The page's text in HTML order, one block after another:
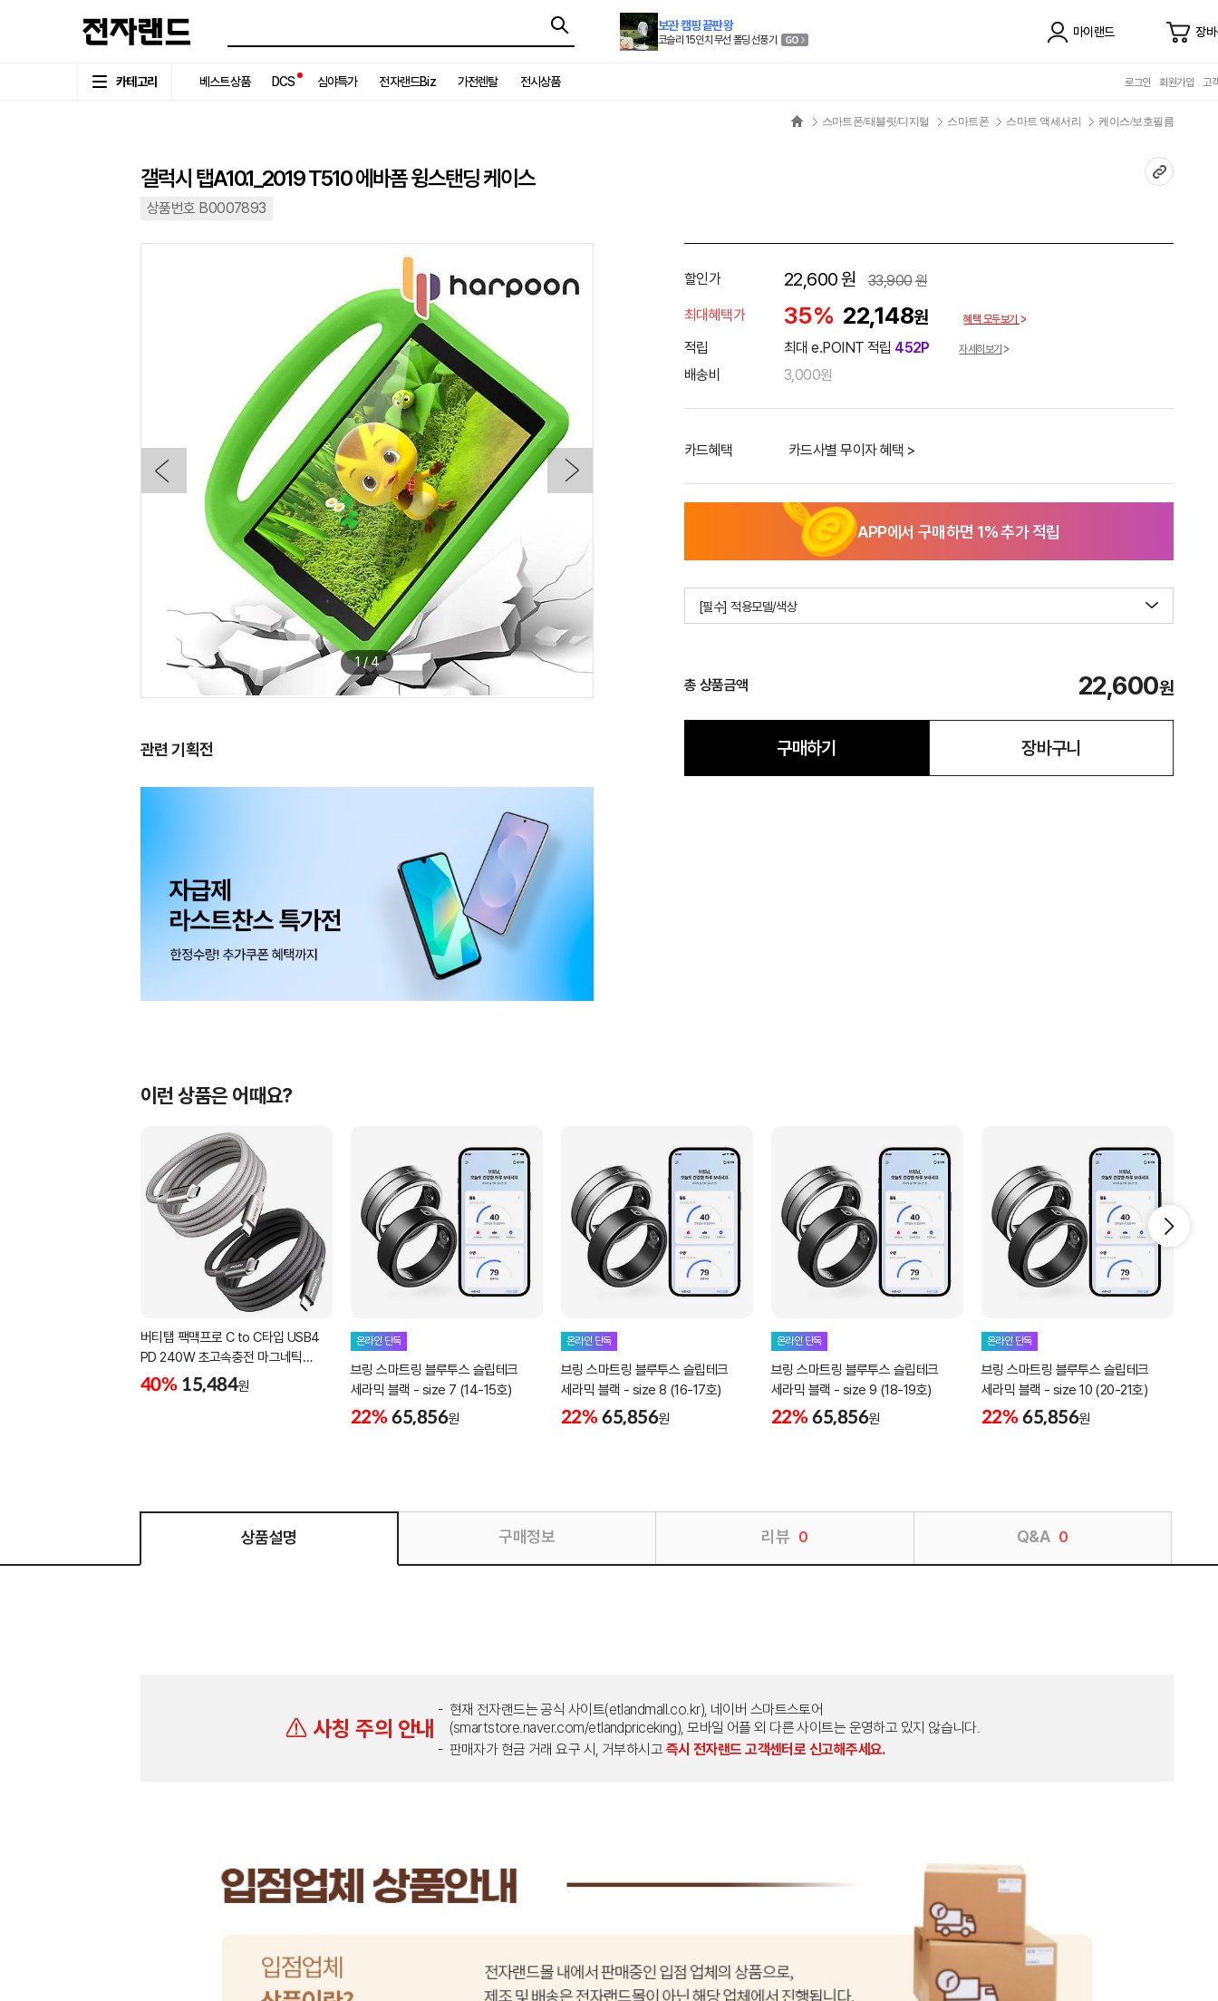
보관 캠핑 끝판왕
코슬리 15인치 무선 폴딩 선풍기
마이랜드 장
카테고리 베스트상품 DCS 심야특가 전자랜드Biz 가전렌탈 전시상품 로그인 회원가입 고
스마트폰/태블릿/디지털 스마트폰 스마트 액세서리 케이스/보호필름
갤럭시 탭A10.1_2019 T510 에바폼 윙스탠딩 케이스
상품번호 B0007893
1/4
관련 기획전
할인가 22,600원 33,900원
최대혜택가
35% 22,148원 혜택 모두보기
적립 최대 e.POINT 적립 452P 자세히보기
배송비 3,000원
카드혜택 카드사별 무이자 혜택 >
APP에서 구매하면 1% 추가 적립
[필수] 적용모델/색상
총 상품금액 22,600원
구매하기 장바구니
이런 상품은 어때요?
버티탭 팩맥프로 C to C타입 USB4
PD 240W 초고속충전 마그네틱
케이블 1m
40% 15,484원
온라인 단독
브링 스마트링 블루투스 슬립테크
세라믹 블랙 - size 7 (14-15호)
22% 65,856원
온라인 단독
브링 스마트링 블루투스 슬립테크
세라믹 블랙 - size 8 (16-17호)
22% 65,856원
온라인 단독
브링 스마트링 블루투스 슬립테크
세라믹 블랙 - size 9 (18-19호)
22% 65,856원
온라인 단독
브링 스마트링 블루투스 슬립테크
세라믹 블랙 - size 10 (20-21호)
22% 65,856원
상품설명 구매정보 리뷰 0 Q&A 0
사칭 주의 안내
현재 전자랜드는 공식 사이트(etlandmall.co.kr), 네이버 스마트스토어
(smartstore.naver.com/etlandpriceking), 모바일 어플 외 다른 사이트는 운영하고 있지 않습니다.
판매자가 현금 거래 요구 시, 거부하시고 즉시 전자랜드 고객센터로 신고해주세요.